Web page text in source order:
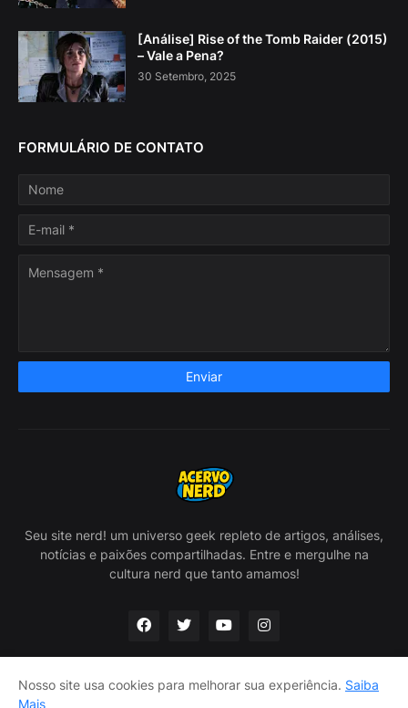
[Análise] Rise of the Tomb Raider (2015)
– Vale a Pena?
30 Setembro, 2025
FORMULÁRIO DE CONTATO
Seu site nerd! um universo geek repleto de artigos, análises,
notícias e paixões compartilhadas. Entre e mergulhe na
cultura nerd que tanto amamos!
Nosso site usa cookies para melhorar sua experiência. Saiba
Mais